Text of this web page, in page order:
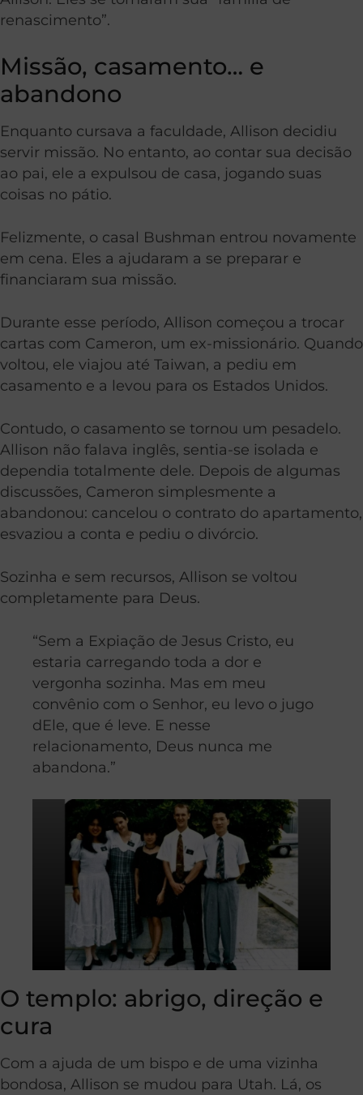
renascimento”.
Missão, casamento… e
abandono
Enquanto cursava a faculdade, Allison decidiu
servir missão. No entanto, ao contar sua decisão
ao pai, ele a expulsou de casa, jogando suas
coisas no pátio.
Felizmente, o casal Bushman entrou novamente
em cena. Eles a ajudaram a se preparar e
financiaram sua missão.
Durante esse período, Allison começou a trocar
cartas com Cameron, um ex-missionário. Quando
voltou, ele viajou até Taiwan, a pediu em
casamento e a levou para os Estados Unidos.
Contudo, o casamento se tornou um pesadelo.
Allison não falava inglês, sentia-se isolada e
dependia totalmente dele. Depois de algumas
discussões, Cameron simplesmente a
abandonou: cancelou o contrato do apartamento,
esvaziou a conta e pediu o divórcio.
Sozinha e sem recursos, Allison se voltou
completamente para Deus.
“Sem a Expiação de Jesus Cristo, eu
estaria carregando toda a dor e
vergonha sozinha. Mas em meu
convênio com o Senhor, eu levo o jugo
dEle, que é leve. E nesse
relacionamento, Deus nunca me
abandona.”
O templo: abrigo, direção e
cura
Com a ajuda de um bispo e de uma vizinha
bondosa, Allison se mudou para Utah. Lá, os